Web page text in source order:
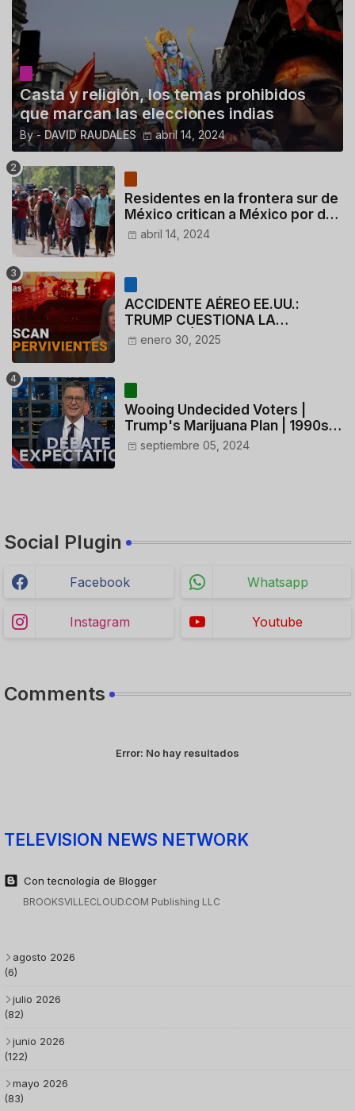
Casta y religión, los temas prohibidos
que marcan las elecciones indias
By - DAVID RAUDALES abril 14, 2024
Residentes en la frontera sur de
México critican a México por dar
110 dólares a migrantes
deportados
abril 14, 2024
ACCIDENTE AÉREO EE.UU.:
TRUMP CUESTIONA LA
ACTUACIÓN DE LOS
CONTROLADORES y PILOTO del
enero 30, 2025
Wooing Undecided Voters |
Trump's Marijuana Plan | 1990s
Porn Expert Mark Robinson
septiembre 05, 2024
Social Plugin
Facebook Whatsapp
Instagram Youtube
Comments
Error: No hay resultados
TELEVISION NEWS NETWORK
Con tecnología de Blogger
BROOKSVILLECLOUD.COM Publishing LLC
agosto 2026
(6)
julio 2026
(82)
junio 2026
(122)
mayo 2026
(83)